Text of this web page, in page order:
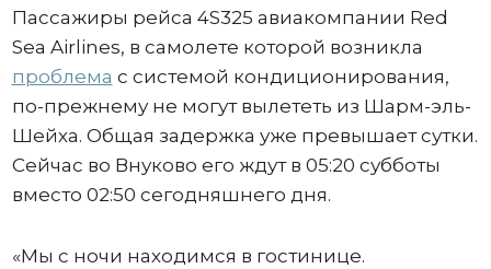
Пассажиры рейса 4S325 авиакомпании Red
Sea Airlines, в самолете которой возникла
проблема с системой кондиционирования,
по-прежнему не могут вылететь из Шарм-эль-
Шейха. Общая задержка уже превышает сутки.
Сейчас во Внуково его ждут в 05:20 субботы
вместо 02:50 сегодняшнего дня.
«Мы с ночи находимся в гостинице.